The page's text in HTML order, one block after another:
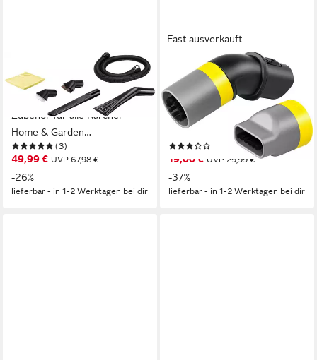
Autosaugdüse
Autoinnenreinigungs-Set,
Zubehör für alle Kärcher
Home & Garden
Nass-/Trockensauger, (Set, 6-
tlg), Nennweite 35mm
(3)
49,99 € UVP 67,98 €
-26%
lieferbar - in 1-2 Werktagen bei dir
Fast ausverkauft
KÄRCHER
Bürste Shoe!Cleaner,
Zubehör für Waschsauger SE
3-18 Compact, schnelle und
tropffreie Schuhreinigung mit
weichen Borsten
19,00 € UVP 29,99 €
-37%
lieferbar - in 1-2 Werktagen bei dir